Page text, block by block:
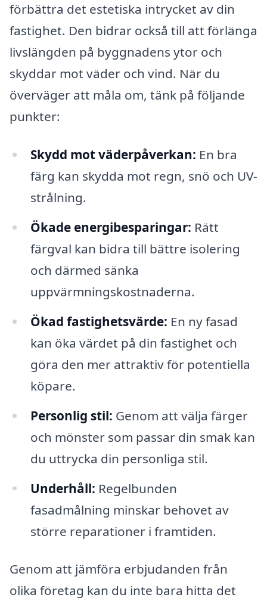
förbättra det estetiska intrycket av din
fastighet. Den bidrar också till att förlänga
livslängden på byggnadens ytor och
skyddar mot väder och vind. När du
överväger att måla om, tänk på följande
punkter:
Skydd mot väderpåverkan: En bra
färg kan skydda mot regn, snö och UV-
strålning.
Ökade energibesparingar: Rätt
färgval kan bidra till bättre isolering
och därmed sänka
uppvärmningskostnaderna.
Ökad fastighetsvärde: En ny fasad
kan öka värdet på din fastighet och
göra den mer attraktiv för potentiella
köpare.
Personlig stil: Genom att välja färger
och mönster som passar din smak kan
du uttrycka din personliga stil.
Underhåll: Regelbunden
fasadmålning minskar behovet av
större reparationer i framtiden.
Genom att jämföra erbjudanden från
olika företag kan du inte bara hitta det